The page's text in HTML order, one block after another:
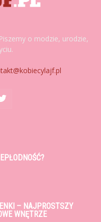
o modzie, urodzie,
– NAJPROSTSZY
WNĘTRZE